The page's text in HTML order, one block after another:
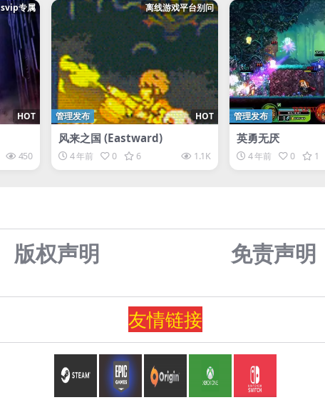
svip专属
HOT
450
离线游戏平台别问
HOT
管理发布
风来之国 (Eastward)
4 年前 0 6 1.1K
管理发布
英勇无厌
4 年前 0 1
版权声明 免责声明
友情链接